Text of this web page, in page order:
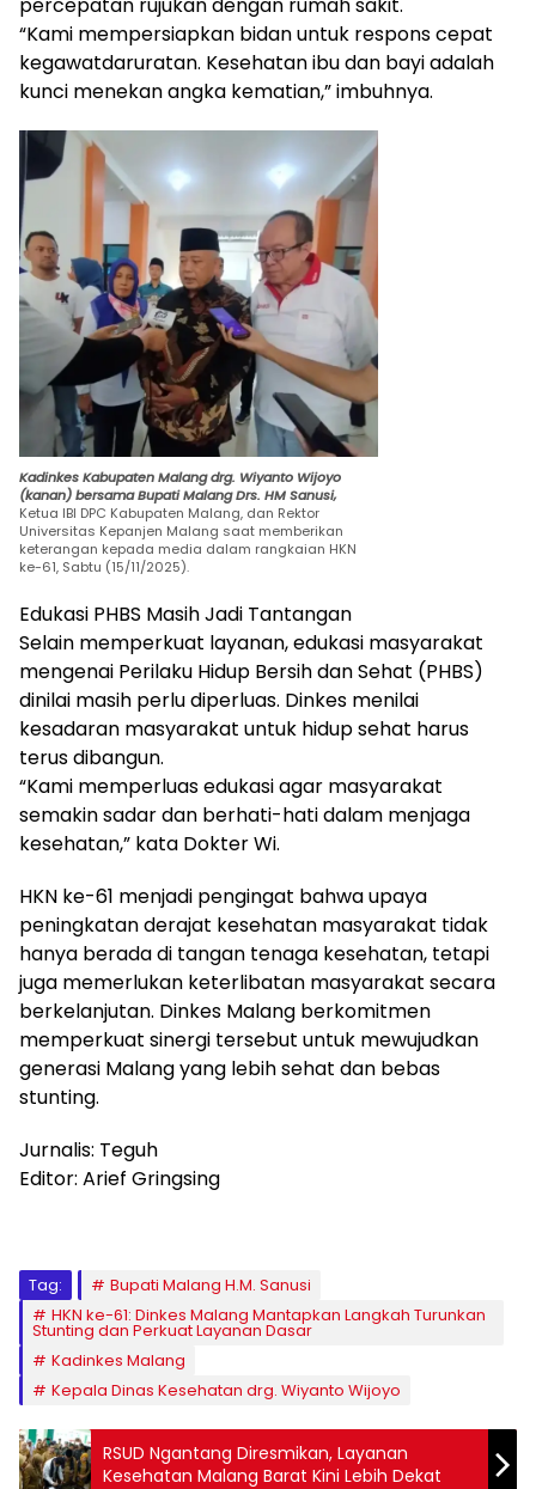
percepatan rujukan dengan rumah sakit.
“Kami mempersiapkan bidan untuk respons cepat
kegawatdaruratan. Kesehatan ibu dan bayi adalah
kunci menekan angka kematian,” imbuhnya.
Kadinkes Kabupaten Malang drg. Wiyanto Wijoyo
(kanan) bersama Bupati Malang Drs. HM Sanusi,
Ketua IBI DPC Kabupaten Malang, dan Rektor
Universitas Kepanjen Malang saat memberikan
keterangan kepada media dalam rangkaian HKN
ke-61, Sabtu (15/11/2025).
Edukasi PHBS Masih Jadi Tantangan
Selain memperkuat layanan, edukasi masyarakat
mengenai Perilaku Hidup Bersih dan Sehat (PHBS)
dinilai masih perlu diperluas. Dinkes menilai
kesadaran masyarakat untuk hidup sehat harus
terus dibangun.
“Kami memperluas edukasi agar masyarakat
semakin sadar dan berhati-hati dalam menjaga
kesehatan,” kata Dokter Wi.
HKN ke-61 menjadi pengingat bahwa upaya
peningkatan derajat kesehatan masyarakat tidak
hanya berada di tangan tenaga kesehatan, tetapi
juga memerlukan keterlibatan masyarakat secara
berkelanjutan. Dinkes Malang berkomitmen
memperkuat sinergi tersebut untuk mewujudkan
generasi Malang yang lebih sehat dan bebas
stunting.
Jurnalis: Teguh
Editor: Arief Gringsing
Tag:
Bupati Malang H.M. Sanusi
HKN ke-61: Dinkes Malang Mantapkan Langkah Turunkan
Stunting dan Perkuat Layanan Dasar
Kadinkes Malang
Kepala Dinas Kesehatan drg. Wiyanto Wijoyo
RSUD Ngantang Diresmikan, Layanan
Kesehatan Malang Barat Kini Lebih Dekat